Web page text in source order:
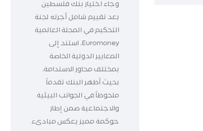
وجاء اختيار بنك فلسطين
بعد تقييم شامل أجرته لجنة
التحكيم في المجلة العالمية
Euromoney، استند إلى
المعايير الدولية الخاصة
بمختلف محاور الاستدامة،
بحيث أظهر البنك تقدماً
ملحوظاً في الجوانب البيئية
والاجتماعية ضمن إطار
حوكمة مميز يعكس مبادىء